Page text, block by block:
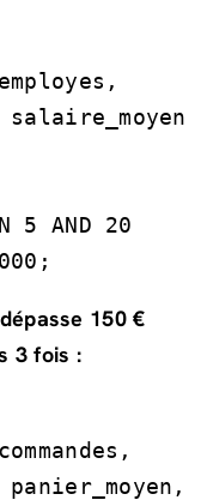
salaire_moyen
5 AND 20
150 €
3 fois :